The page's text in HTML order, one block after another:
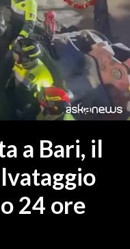
a Bari, il
24 ore